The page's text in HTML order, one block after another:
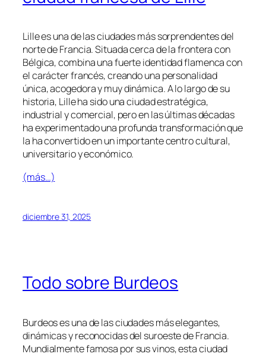
Lille es una de las ciudades más sorprendentes del
norte de Francia. Situada cerca de la frontera con
Bélgica, combina una fuerte identidad flamenca con
el carácter francés, creando una personalidad
única, acogedora y muy dinámica. A lo largo de su
historia, Lille ha sido una ciudad estratégica,
industrial y comercial, pero en las últimas décadas
ha experimentado una profunda transformación que
la ha convertido en un importante centro cultural,
universitario y económico.
(más…)
diciembre 31, 2025
Todo sobre Burdeos
Burdeos es una de las ciudades más elegantes,
dinámicas y reconocidas del suroeste de Francia.
Mundialmente famosa por sus vinos, esta ciudad